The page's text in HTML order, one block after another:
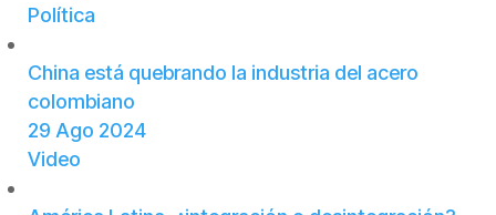
Política
China está quebrando la industria del acero
colombiano
29 Ago 2024
Video